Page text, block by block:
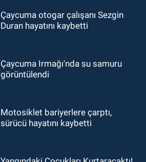
Çaycuma otogar çalışanı Sezgin
Duran hayatını kaybetti
Çaycuma Irmağı'nda su samuru
görüntülendi
Motosiklet bariyerlere çarptı,
sürücü hayatını kaybetti